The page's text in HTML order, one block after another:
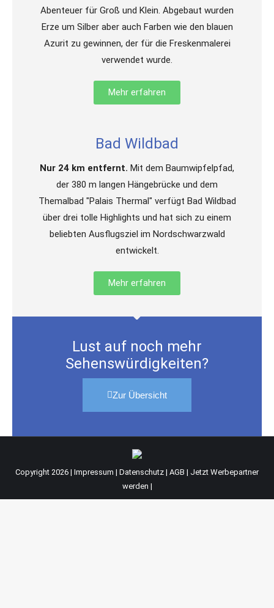
Abenteuer für Groß und Klein. Abgebaut wurden
Erze um Silber aber auch Farben wie den blauen
Azurit zu gewinnen, der für die Freskenmalerei
verwendet wurde.
Mehr erfahren
Bad Wildbad
Nur 24 km entfernt. Mit dem Baumwipfelpfad,
der 380 m langen Hängebrücke und dem
Themalbad "Palais Thermal" verfügt Bad Wildbad
über drei tolle Highlights und hat sich zu einem
beliebten Ausflugsziel im Nordschwarzwald
entwickelt.
Mehr erfahren
Lust auf noch mehr
Sehenswürdigkeiten?
Zur Übersicht
Copyright 2026 | Impressum | Datenschutz | AGB | Jetzt Werbepartner
werden |